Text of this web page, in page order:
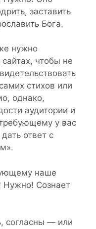
заставить
Бога.
нужно
чтобы не
стихов или
однако,
аудитории и
у вас
ответ с
наше
Нужно! Сознает
согласны — или